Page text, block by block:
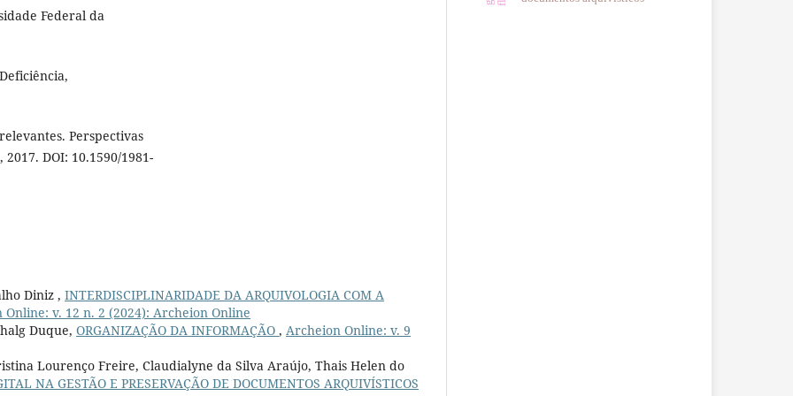
Federal da
Perspectivas
DOI: 10.1590/1981-
Diniz , INTERDISCIPLINARIDADE DA ARQUIVOLOGIA COM A
Online: v. 12 n. 2 (2024): Archeion Online
Duque, ORGANIZAÇÃO DA INFORMAÇÃO , Archeion Online: v. 9
Lourenço Freire, Claudialyne da Silva Araújo, Thais Helen do
NA GESTÃO E PRESERVAÇÃO DE DOCUMENTOS ARQUIVÍSTICOS